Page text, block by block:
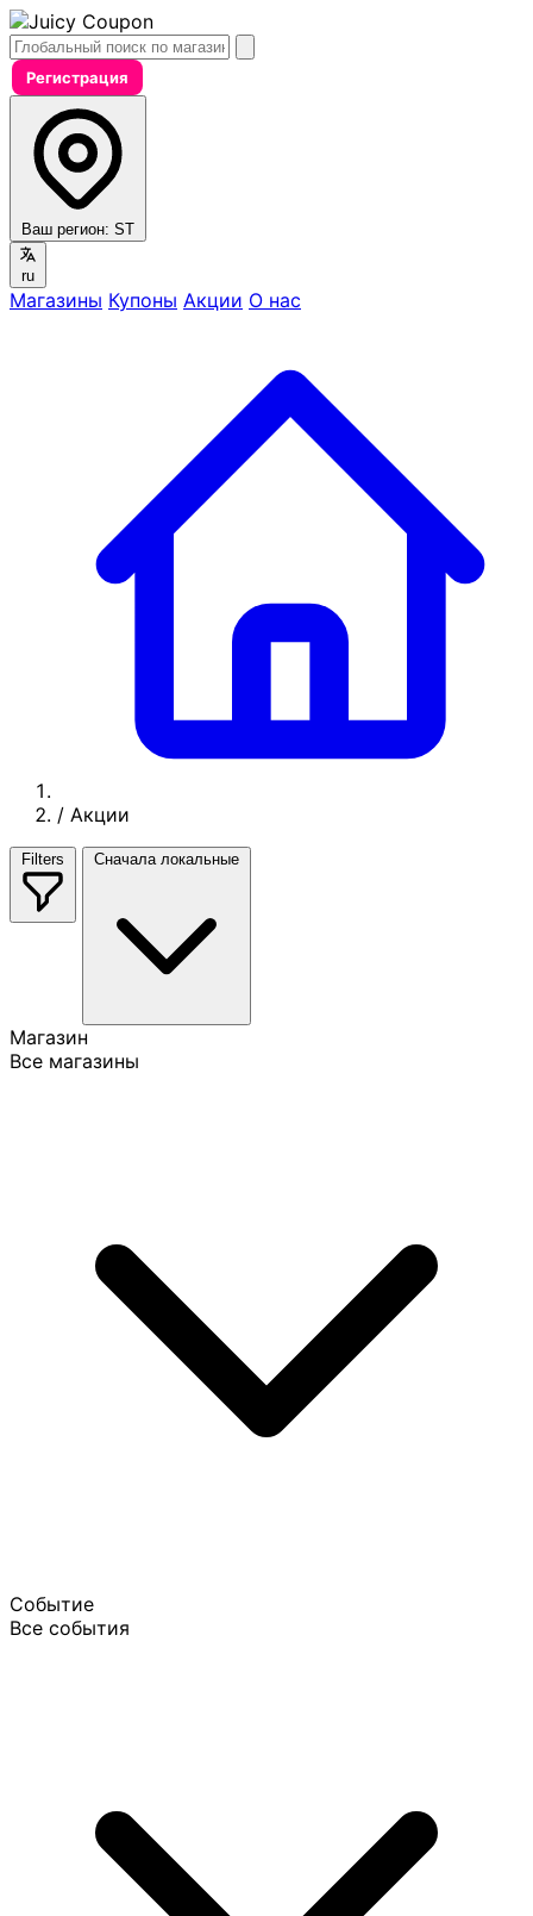
Регистрация
Ваш регион: ST
ru
Магазины Купоны Акции О нас
/ Акции
Filters Сначала локальные
Магазин
Все магазины
Событие
Все события